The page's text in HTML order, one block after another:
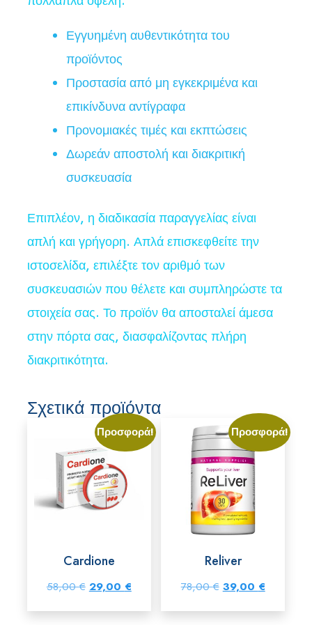
Εγγυημένη αυθεντικότητα του
προϊόντος
Προστασία από μη εγκεκριμένα και
επικίνδυνα αντίγραφα
Προνομιακές τιμές και εκπτώσεις
Δωρεάν αποστολή και διακριτική
συσκευασία
Επιπλέον, η διαδικασία παραγγελίας είναι
απλή και γρήγορη. Απλά επισκεφθείτε την
ιστοσελίδα, επιλέξτε τον αριθμό των
συσκευασιών που θέλετε και συμπληρώστε τα
στοιχεία σας. Το προϊόν θα αποσταλεί άμεσα
στην πόρτα σας, διασφαλίζοντας πλήρη
διακριτικότητα.
Σχετικά προϊόντα
Προσφορά!
Cardione
58,00€ Original
price
29,00 €Η
τρέχουσα
Προσφορά!
Reliver
78,00€ Original
price
39,00 €Η
τρέχουσα